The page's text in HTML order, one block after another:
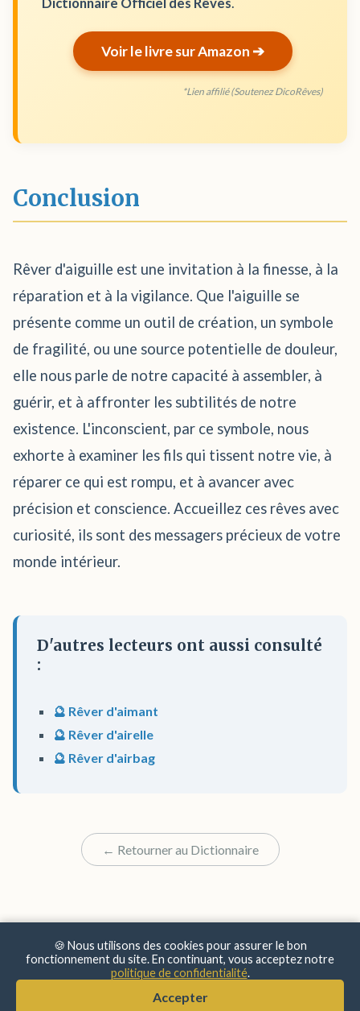
Voir le livre sur Amazon ➔
*Lien affilié (Soutenez DicoRêves)
Conclusion
Rêver d'aiguille est une invitation à la finesse, à la
réparation et à la vigilance. Que l'aiguille se
présente comme un outil de création, un symbole
de fragilité, ou une source potentielle de douleur,
elle nous parle de notre capacité à assembler, à
guérir, et à affronter les subtilités de notre
existence. L'inconscient, par ce symbole, nous
exhorte à examiner les fils qui tissent notre vie, à
réparer ce qui est rompu, et à avancer avec
précision et conscience. Accueillez ces rêves avec
curiosité, ils sont des messagers précieux de votre
monde intérieur.
D'autres lecteurs ont aussi consulté
:
🔮 Rêver d'aimant
🔮 Rêver d'airelle
🔮 Rêver d'airbag
← Retourner au Dictionnaire
Confidentialité
🍪 Nous utilisons des cookies pour assurer le bon
fonctionnement du site. En continuant, vous acceptez notre
politique de confidentialité.
Accepter